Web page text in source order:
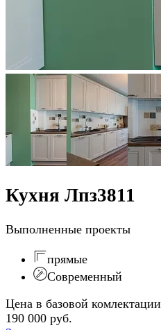
Кухня Лпз3811
Выполненные проекты
прямые
Современный
Цена в базовой комлектации
190 000 руб.